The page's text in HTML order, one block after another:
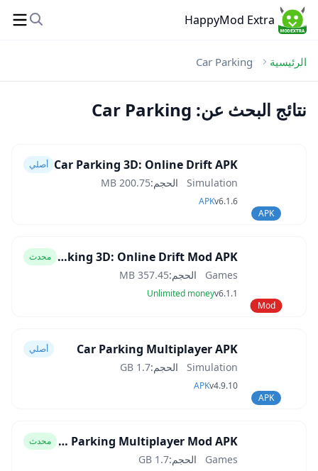
HappyMod Extra
الرئيسية Car Parking
نتائج البحث عن: Car Parking
APK
Car Parking 3D: Online Drift APK أصلي
Simulation الحجم:200.75 MB
v6.1.6
APK
Mod
Car Parking 3D: Online Drift Mod APK محدث
Games الحجم:357.45 MB
v6.1.1
Unlimited money
APK
Car Parking Multiplayer APK أصلي
Simulation الحجم:1.7 GB
v4.9.10
APK
Car Parking Multiplayer Mod APK محدث
Games الحجم:1.7 GB